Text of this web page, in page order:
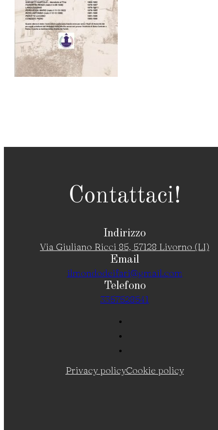
Contattaci!
Indirizzo
Via Giuliano Ricci 85, 57128 Livorno (LI)
Email
ilmondodeifari@gmail.com
Telefono
3357528541
Privacy policyCookie policy